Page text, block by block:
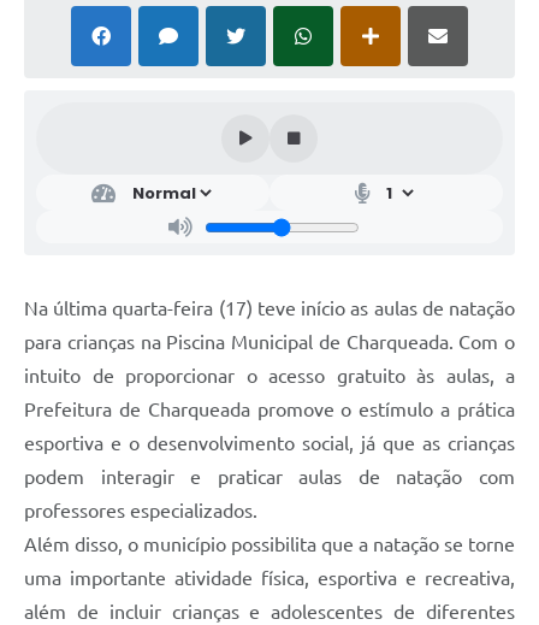
Na última quarta-feira (17) teve início as aulas de natação
para crianças na Piscina Municipal de Charqueada. Com o
intuito de proporcionar o acesso gratuito às aulas, a
Prefeitura de Charqueada promove o estímulo a prática
esportiva e o desenvolvimento social, já que as crianças
podem interagir e praticar aulas de natação com
professores especializados.
Além disso, o município possibilita que a natação se torne
uma importante atividade física, esportiva e recreativa,
além de incluir crianças e adolescentes de diferentes